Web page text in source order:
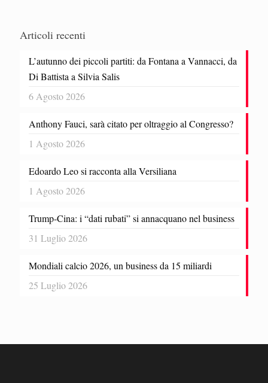
Articoli recenti
L’autunno dei piccoli partiti: da Fontana a Vannacci, da
Di Battista a Silvia Salis
6 Agosto 2026
Anthony Fauci, sarà citato per oltraggio al Congresso?
1 Agosto 2026
Edoardo Leo si racconta alla Versiliana
1 Agosto 2026
Trump-Cina: i “dati rubati” si annacquano nel business
31 Luglio 2026
Mondiali calcio 2026, un business da 15 miliardi
25 Luglio 2026